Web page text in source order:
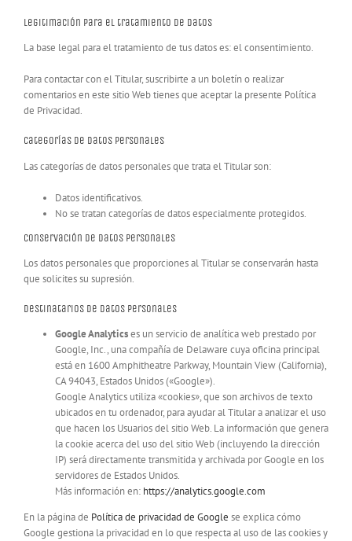
Legitimación para el tratamiento de datos
La base legal para el tratamiento de tus datos es: el consentimiento.
Para contactar con el Titular, suscribirte a un boletín o realizar
comentarios en este sitio Web tienes que aceptar la presente Política
de Privacidad.
Categorías de datos personales
Las categorías de datos personales que trata el Titular son:
Datos identificativos.
No se tratan categorías de datos especialmente protegidos.
Conservación de datos personales
Los datos personales que proporciones al Titular se conservarán hasta
que solicites su supresión.
Destinatarios de datos personales
Google Analyticses un servicio de analítica web prestado por
Google, Inc., una compañía de Delaware cuya oficina principal
está en 1600 Amphitheatre Parkway, Mountain View (California),
CA 94043, Estados Unidos («Google»).
Google Analytics utiliza «cookies», que son archivos de texto
ubicados en tu ordenador, para ayudar al Titular a analizar el uso
que hacen los Usuarios del sitio Web. La información que genera
la cookie acerca del uso del sitio Web (incluyendo la dirección
IP) será directamente transmitida y archivada por Google en los
servidores de Estados Unidos.
Más información en: https://analytics.google.com
En la página de Política de privacidad de Google se explica cómo
Google gestiona la privacidad en lo que respecta al uso de las cookies y